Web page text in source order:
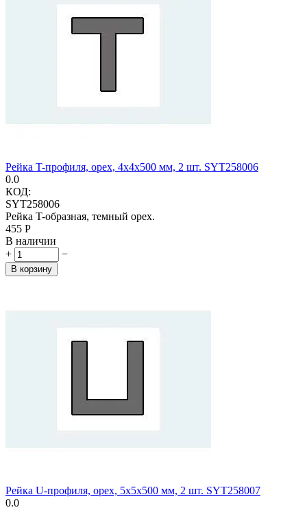
Рейка T-профиля, орех, 4х4х500 мм, 2 шт. SYT258006
0.0
КОД:
SYT258006
Рейка T-образная, темный орех.
‍455‍ Р
В наличии
+
−
В корзину
Рейка U-профиля, орех, 5х5х500 мм, 2 шт. SYT258007
0.0